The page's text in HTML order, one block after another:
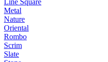
Metal
Nature
Oriental
Rombo
Scrim
Slate